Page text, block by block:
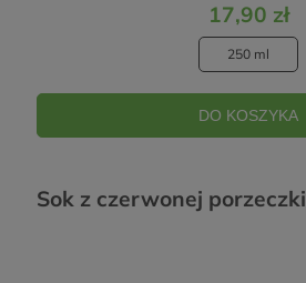
17,90 zł
250 ml
DO KOSZYKA
Sok z czerwonej porzeczki